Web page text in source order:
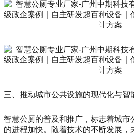
三、推动城市公共设施的现代化与智
智慧公厕的普及和推广，标志着城市
的进程加快。随着技术的不断发展，